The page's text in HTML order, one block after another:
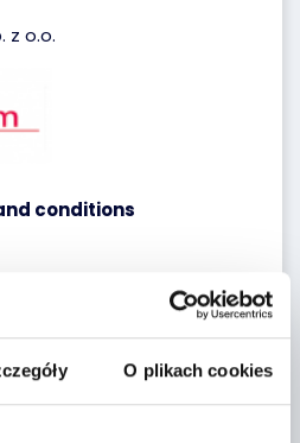
O plikach cookies
z o.o.
conditions